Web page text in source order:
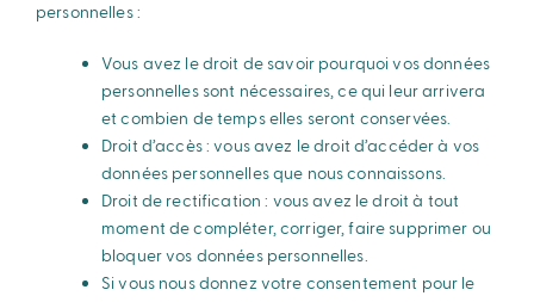
personnelles :
Vous avez le droit de savoir pourquoi vos données
personnelles sont nécessaires, ce qui leur arrivera
et combien de temps elles seront conservées.
Droit d’accès : vous avez le droit d’accéder à vos
données personnelles que nous connaissons.
Droit de rectification : vous avez le droit à tout
moment de compléter, corriger, faire supprimer ou
bloquer vos données personnelles.
Si vous nous donnez votre consentement pour le